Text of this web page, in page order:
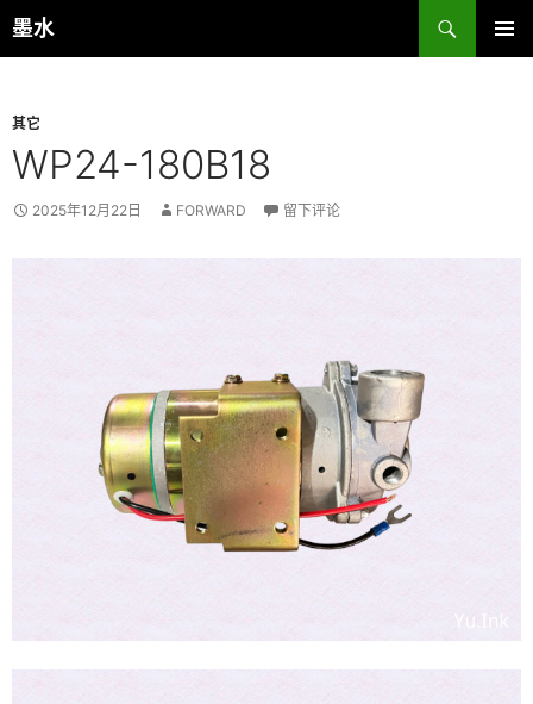
跳
至
墨水
搜
索
其它
WP24-180B18
2025年12月22日 FORWARD 留下评论